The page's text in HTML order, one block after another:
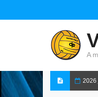
A
2026